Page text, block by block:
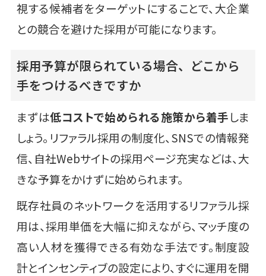
視する候補者をターゲットにすることで、大企業
との競合を避けた採用が可能になります。
採用予算が限られている場合、どこから
手をつけるべきですか
まずは低コストで始められる施策から着手しま
しょう。リファラル採用の制度化、SNSでの情報発
信、自社Webサイトの採用ページ充実などは、大
きな予算をかけずに始められます。
既存社員のネットワークを活用するリファラル採
用は、採用単価を大幅に抑えながら、マッチ度の
高い人材を獲得できる有効な手法です。制度設
計とインセンティブの設定により、すぐに運用を開